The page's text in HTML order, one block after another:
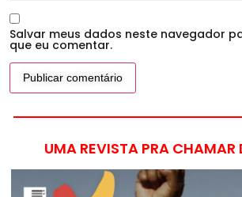
Salvar meus dados neste navegador
que eu comentar.
UMA REVISTA PRA CHAMAR